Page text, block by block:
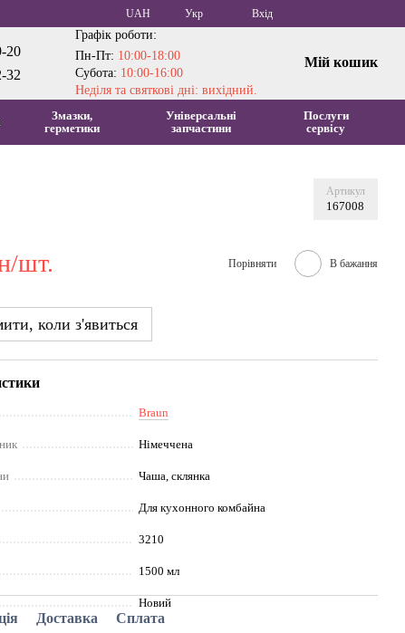
UAH Укр Вхід
20
32
Графік роботи:
Пн-Пт: 10:00-18:00
Субота: 10:00-16:00
Неділя та святкові дні: вихідний.
Мій кошик
Змазки,
герметики
Універсальні
запчастини
Послуги
сервісу
Артикул
167008
шт. Порівняти В бажання
коли з'явиться
Braun
Німеччена
Чаша, склянка
Для кухонного комбайна
3210
1500 мл
Новий
Доставка Сплата